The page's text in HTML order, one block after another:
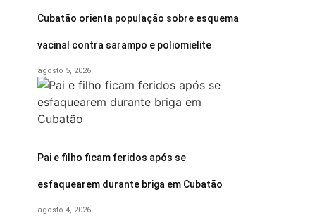
Cubatão orienta população sobre esquema
vacinal contra sarampo e poliomielite
agosto 5, 2026
Pai e filho ficam feridos após se
esfaquearem durante briga em Cubatão
agosto 4, 2026